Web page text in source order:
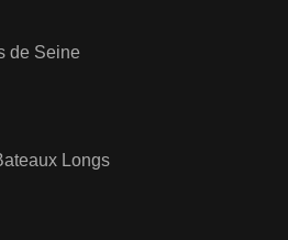
de Seine
Longs